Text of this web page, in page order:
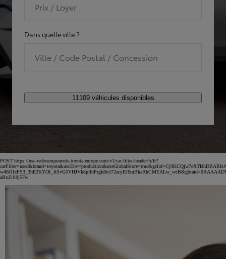
Prix / Loyer
Dans quelle ville ?
Ville / Code Postal / Concession
11109 véhicules disponibles
POST https://usc-webcomponents.toyota-europe.com/v1/car-filter-header/fr/fr?
aRxZiS0j57w